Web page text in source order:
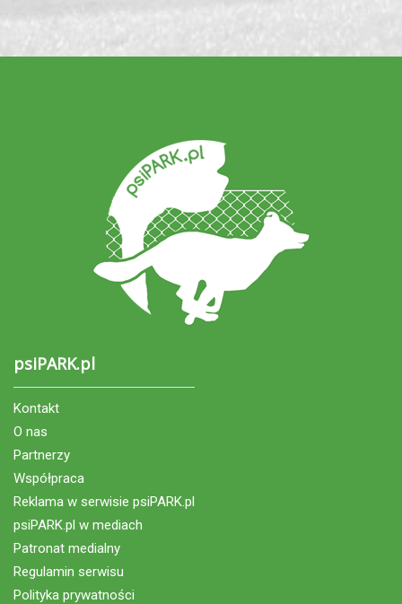
psiPARK.pl
Kontakt
O nas
Partnerzy
Współpraca
Reklama w serwisie psiPARK.pl
psiPARK.pl w mediach
Patronat medialny
Regulamin serwisu
Polityka prywatności